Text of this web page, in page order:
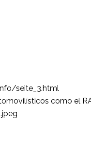
seite_3.html
como el